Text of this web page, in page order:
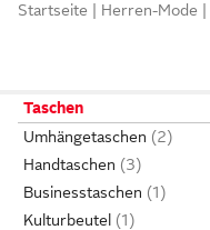
Startseite Herren-Mode
Taschen
Umhängetaschen
Handtaschen
Businesstaschen
Kulturbeutel